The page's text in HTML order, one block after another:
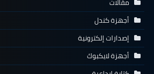
أجهزة كندل
إصدارات إلكترونية
أجهزة لايكبوك